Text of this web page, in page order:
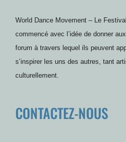
World Dance Movement – Le
commencé avec l’idée de donner
forum à travers lequel ils peuvent
s’inspirer les uns des autres, tant
culturellement.
CONTACTEZ-NOUS